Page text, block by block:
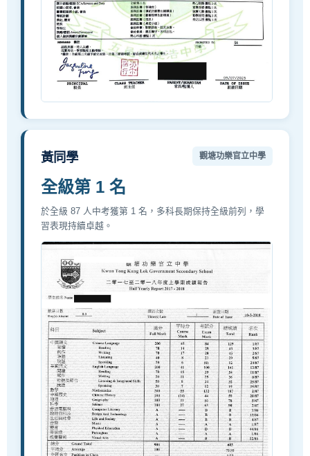
黃同學 觀塘功樂官立中學
全級第 1 名
於全級 87 人中考獲第 1 名，多科長期保持全級前列，學
習表現持續卓越。